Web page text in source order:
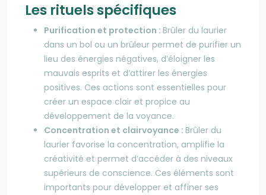
Les rituels spécifiques
Purification et protection : Brûler du laurier
dans un bol ou un brûleur permet de purifier un
lieu des énergies négatives, d’éloigner les
mauvais esprits et d’attirer les énergies
positives. Ces actions sont essentielles pour
créer un espace clair et propice au
développement de la voyance.
Concentration et clairvoyance : Brûler du
laurier favorise la concentration, amplifie la
créativité et permet d’accéder à des niveaux
supérieurs de conscience. Ces éléments sont
importants pour développer et affiner ses